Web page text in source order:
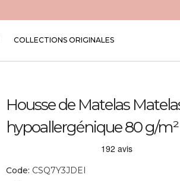
COLLECTIONS ORIGINALES
Housse de Matelas
hypoallergénique 80 g/m²
Code: CSQ7Y3JDEI